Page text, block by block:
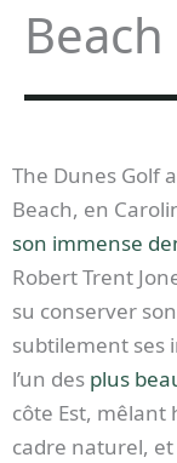
The Dunes Golf
Beach, en
son immense
Robert Trent
su conserver
subtilement ses
l’un des plus
côte Est,
cadre naturel,